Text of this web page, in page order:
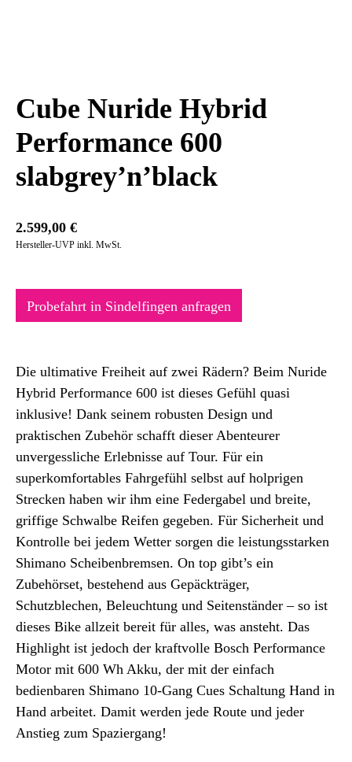
Cube Nuride Hybrid
Performance 600
slabgrey’n’black
2.599,00 €
Hersteller-UVP inkl. MwSt.
Probefahrt in Sindelfingen anfragen
Die ultimative Freiheit auf zwei Rädern? Beim Nuride
Hybrid Performance 600 ist dieses Gefühl quasi
inklusive! Dank seinem robusten Design und
praktischen Zubehör schafft dieser Abenteurer
unvergessliche Erlebnisse auf Tour. Für ein
superkomfortables Fahrgefühl selbst auf holprigen
Strecken haben wir ihm eine Federgabel und breite,
griffige Schwalbe Reifen gegeben. Für Sicherheit und
Kontrolle bei jedem Wetter sorgen die leistungsstarken
Shimano Scheibenbremsen. On top gibt’s ein
Zubehörset, bestehend aus Gepäckträger,
Schutzblechen, Beleuchtung und Seitenständer – so ist
dieses Bike allzeit bereit für alles, was ansteht. Das
Highlight ist jedoch der kraftvolle Bosch Performance
Motor mit 600 Wh Akku, der mit der einfach
bedienbaren Shimano 10-Gang Cues Schaltung Hand in
Hand arbeitet. Damit werden jede Route und jeder
Anstieg zum Spaziergang!